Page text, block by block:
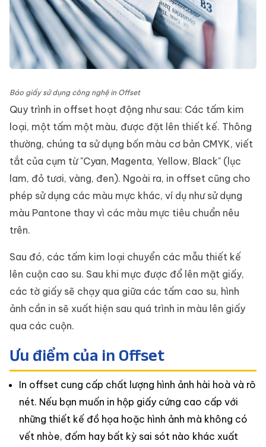
Báo giấy sử dụng công nghệ in Offset
Quy trình in offset hoạt động như sau: Các tấm kim
loại, một tấm một màu, được đặt lên thiết kế. Thông
thường, chúng ta sử dụng bốn màu cơ bản CMYK, viết
tắt của cụm từ "Cyan, Magenta, Yellow, Black" (lục
lam, đỏ tươi, vàng, đen). Ngoài ra, in offset cũng cho
phép sử dụng các màu mực khác, ví dụ như sử dụng
màu Pantone thay vì các màu mực tiêu chuẩn nêu
trên.
Sau đó, các tấm kim loại chuyển các mẫu thiết kế
lên cuộn cao su. Sau khi mực được đổ lên mặt giấy,
các tờ giấy sẽ chạy qua giữa các tấm cao su, hình
ảnh cần in sẽ xuất hiện sau quá trình in màu lên giấy
qua các cuộn.
Ưu điểm của in Offset
In offset cung cấp chất lượng hình ảnh hài hoà và rõ
nét. Nếu bạn muốn in hộp giấy cứng cao cấp với
những thiết kế đồ họa hoặc hình ảnh mà không có
vết nhòe, đốm hay bất kỳ sai sót nào khác xuất